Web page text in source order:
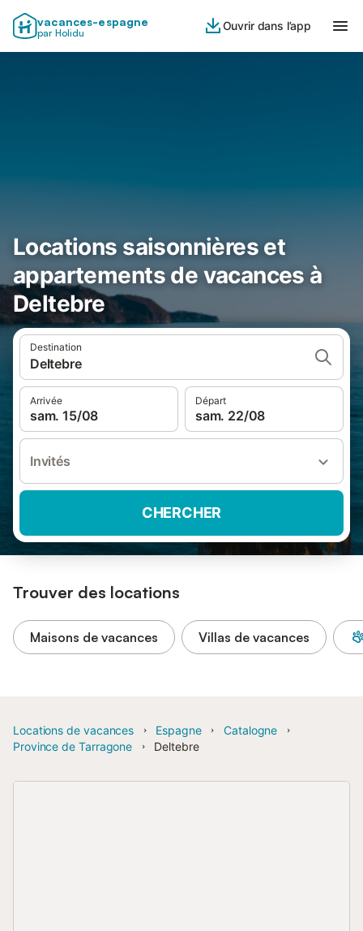
vacances-espagne
par Holidu
Ouvrir dans l’app
Locations saisonnières et
appartements de vacances à
Deltebre
Destination
Deltebre
Arrivée
sam. 15/08
Départ
sam. 22/08
Invités
CHERCHER
Trouver des locations
Maisons de vacances Villas de vacances
Locations de vacances Espagne
Catalogne
Province de Tarragone
Deltebre